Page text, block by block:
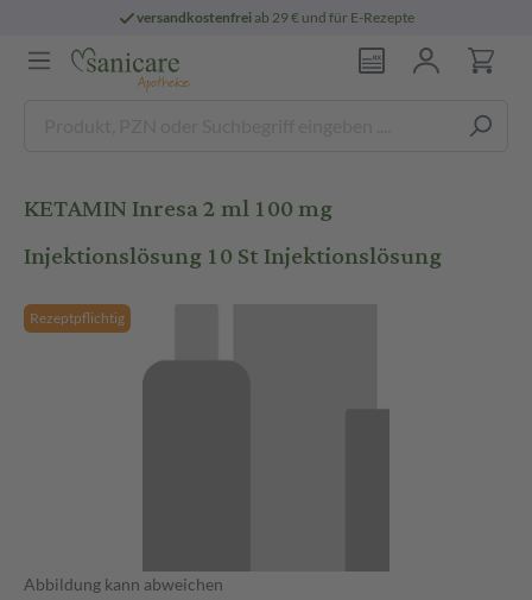
versandkostenfreiab 29 € und für E-Rezepte
KETAMIN Inresa 2 ml 100 mg
Injektionslösung 10 St Injektionslösung
Rezeptpflichtig
Abbildung kann abweichen